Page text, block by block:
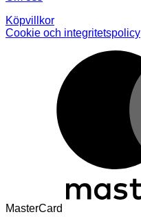
Köpvillkor
Cookie och integritetspolicy
MasterCard